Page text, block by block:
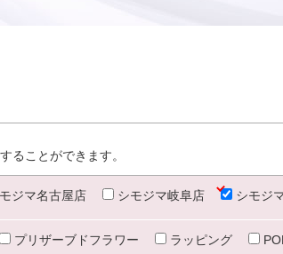
ることができます。
ジマ名古屋店 シモジマ岐阜店 シモジ
プリザーブドフラワー ラッピング